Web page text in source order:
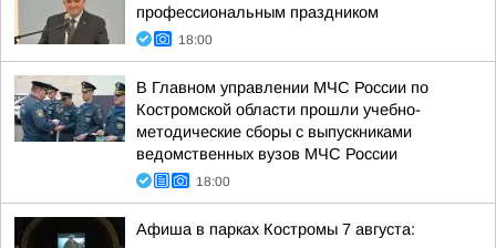
профессиональным праздником
18:00
В Главном управлении МЧС России по
Костромской области прошли учебно-
методические сборы с выпускниками
ведомственных вузов МЧС России
18:00
Афиша в парках Костромы 7 августа: